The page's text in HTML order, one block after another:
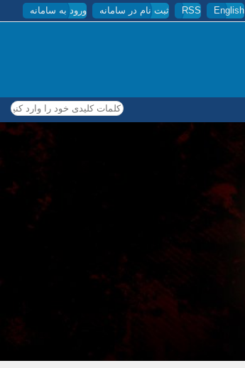
English
RSS ثبت نام در سامانه ورود به سامانه
کلمات کلیدی خود را وارد کنید